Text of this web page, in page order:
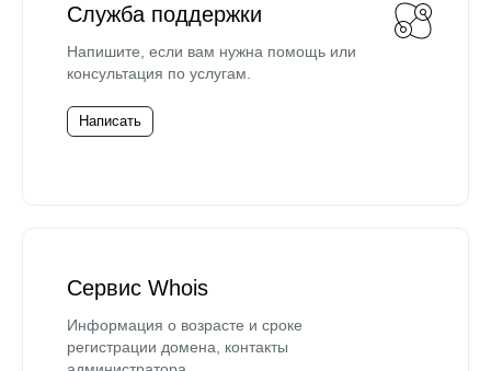
Служба поддержки
Напишите, если вам нужна помощь или
консультация по услугам.
Написать
Сервис Whois
Информация о возрасте и сроке
регистрации домена, контакты